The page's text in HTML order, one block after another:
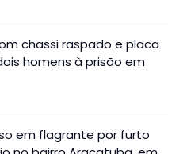
chassi raspado e placa
homens à prisão em
em flagrante por furto